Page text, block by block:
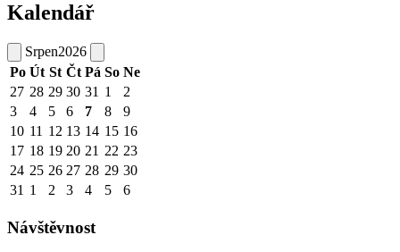
Kalendář
Srpen2026
Po Út St Čt Pá So Ne
27 28 29 30 31 1
2
3
4 5 6 7 8
9
10 11 12 13 14 15 16
17 18 19 20 21 22 23
24 25 26 27 28 29 30
31 1 2 3 4 5 6
Návštěvnost